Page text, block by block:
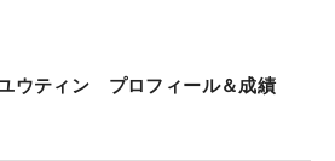
ウティン プロフィール＆成績